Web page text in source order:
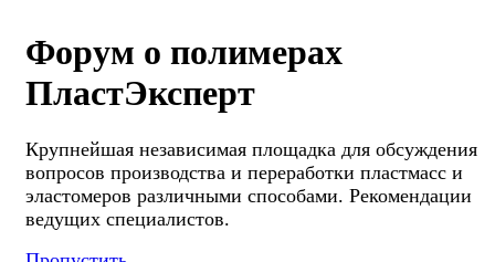
Форум о полимерах
ПластЭксперт
Крупнейшая независимая площадка для обсуждения
вопросов производства и переработки пластмасс и
эластомеров различными способами. Рекомендации
ведущих специалистов.